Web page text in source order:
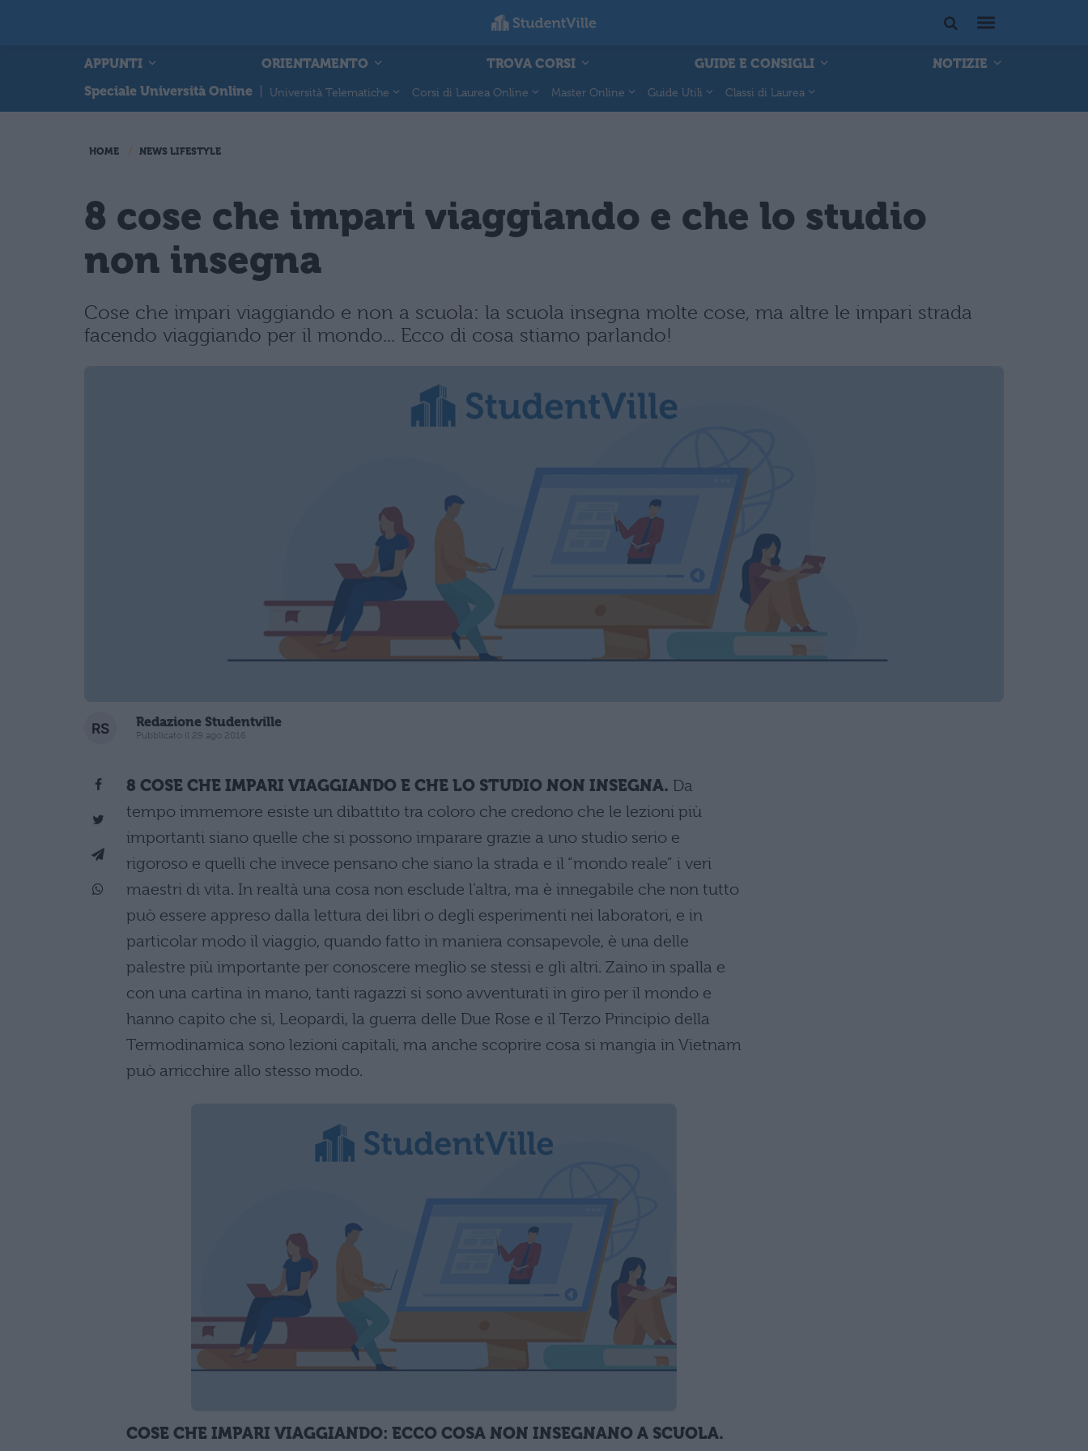
APPUNTI ORIENTAMENTO TROVA CORSI GUIDE E CONSIGLI
NOTIZIE
Speciale Università Online
Università Telematiche Corsi di Laurea Online Master Online Guide Utili Classi di Laurea
HOME NEWS LIFESTYLE
8 cose che impari viaggiando e che lo studio
non insegna
Cose che impari viaggiando e non a scuola: la scuola insegna molte cose, ma altre le impari strada
facendo viaggiando per il mondo... Ecco di cosa stiamo parlando!
Redazione Studentville
Pubblicato il 29 ago 2016
8 COSE CHE IMPARI VIAGGIANDO E CHE LO STUDIO NON INSEGNA. Da
tempo immemore esiste un dibattito tra coloro che credono che le lezioni più
importanti siano quelle che si possono imparare grazie a uno studio serio e
rigoroso e quelli che invece pensano che siano la strada e il “mondo reale” i veri
maestri di vita. In realtà una cosa non esclude l'altra, ma è innegabile che non tutto
può essere appreso dalla lettura dei libri o degli esperimenti nei laboratori, e in
particolar modo il viaggio, quando fatto in maniera consapevole, è una delle
palestre più importante per conoscere meglio se stessi e gli altri. Zaino in spalla e
con una cartina in mano, tanti ragazzi si sono avventurati in giro per il mondo e
hanno capito che sì, Leopardi, la guerra delle Due Rose e il Terzo Principio della
Termodinamica sono lezioni capitali, ma anche scoprire cosa si mangia in Vietnam
può arricchire allo stesso modo.
COSE CHE IMPARI VIAGGIANDO: ECCO COSA NON INSEGNANO A SCUOLA.